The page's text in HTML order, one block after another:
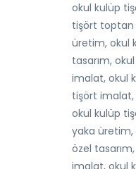
okul kulüp
tişört toptan
üretim, okul
tasarım,
imalat, okul
tişört
okul kulüp
yaka üretim,
özel